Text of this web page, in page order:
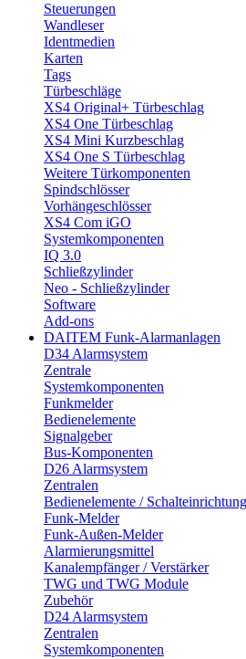
Steuerungen
Wandleser
Identmedien
Karten
Tags
Türbeschläge
XS4 Original+ Türbeschlag
XS4 One Türbeschlag
XS4 Mini Kurzbeschlag
XS4 One S Türbeschlag
Weitere Türkomponenten
Spindschlösser
Vorhängeschlösser
XS4 Com iGO
Systemkomponenten
IQ 3.0
Schließzylinder
Neo - Schließzylinder
Software
Add-ons
DAITEM Funk-Alarmanlagen
D34 Alarmsystem
Zentrale
Systemkomponenten
Funkmelder
Bedienelemente
Signalgeber
Bus-Komponenten
D26 Alarmsystem
Zentralen
Bedienelemente /
Funk-Melder
Funk-Außen-Melder
Alarmierungsmittel
Kanalempfänger / Verstärker
TWG und TWG Module
Zubehör
D24 Alarmsystem
Zentralen
Systemkomponenten